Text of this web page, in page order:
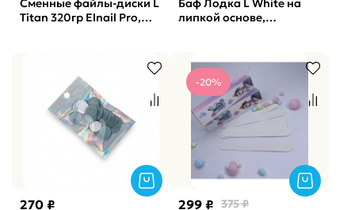
Сменные файлы-диски L
Titan 320гр Elnail Pro,
Баф Лодка L White на
липкой основе,
10шт/уп
270 ₽
-20%
299 ₽ 375 ₽